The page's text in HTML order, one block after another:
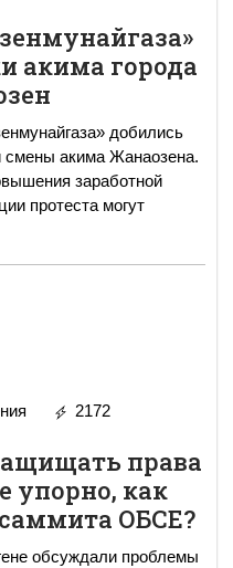
акима города
добились
смены акима Жанаозена.
заработной
протеста могут
2172
права
упорно, как
ОБСЕ?
обсуждали проблемы